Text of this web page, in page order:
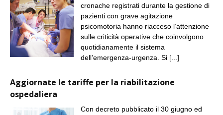
cronache registrati durante la gestione di
pazienti con grave agitazione
psicomotoria hanno riacceso l’attenzione
sulle criticità operative che coinvolgono
quotidianamente il sistema
dell’emergenza-urgenza. Si [...]
Aggiornate le tariffe per la riabilitazione
ospedaliera
Con decreto pubblicato il 30 giugno ed